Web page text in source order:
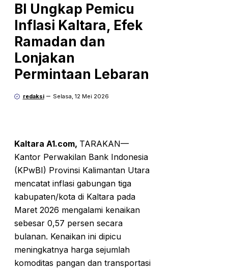
BI Ungkap Pemicu
Inflasi Kaltara, Efek
Ramadan dan
Lonjakan
Permintaan Lebaran
redaksi Selasa, 12 Mei 2026
Kaltara A1.com, TARAKAN—
Kantor Perwakilan Bank Indonesia
(KPwBI) Provinsi Kalimantan Utara
mencatat inflasi gabungan tiga
kabupaten/kota di Kaltara pada
Maret 2026 mengalami kenaikan
sebesar 0,57 persen secara
bulanan. Kenaikan ini dipicu
meningkatnya harga sejumlah
komoditas pangan dan transportasi